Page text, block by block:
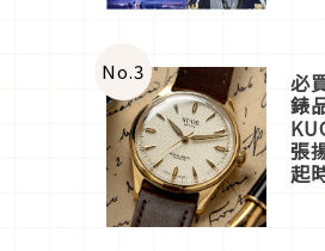
No.3 必
錶
張
起